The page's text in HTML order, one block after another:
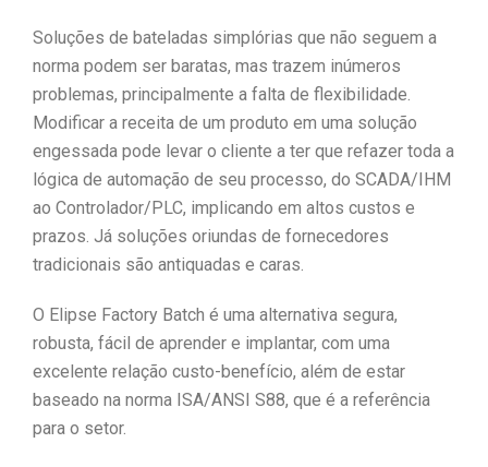
Soluções de bateladas simplórias que não seguem a
norma podem ser baratas, mas trazem inúmeros
problemas, principalmente a falta de flexibilidade.
Modificar a receita de um produto em uma solução
engessada pode levar o cliente a ter que refazer toda a
lógica de automação de seu processo, do SCADA/IHM
ao Controlador/PLC, implicando em altos custos e
prazos. Já soluções oriundas de fornecedores
tradicionais são antiquadas e caras.
O Elipse Factory Batch é uma alternativa segura,
robusta, fácil de aprender e implantar, com uma
excelente relação custo-benefício, além de estar
baseado na norma ISA/ANSI S88, que é a referência
para o setor.